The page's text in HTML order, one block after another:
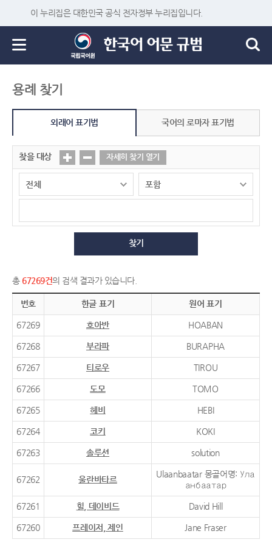
이 누리집은 대한민국 공식 전자정부 누리집입니다.
용례 찾기
외래어 표기법 국어의 로마자 표기법
찾을 대상 자세히 찾기 열기
찾기
총 67269건의 검색 결과가 있습니다.
번호 한글 표기 원어 표기
67269 호아반 HOABAN
67268 부라파 BURAPHA
67267 티로우 TIROU
67266 도모 TOMO
67265 헤비 HEBI
67264 코키 KOKI
67263 솔루션 solution
67262 울란바타르
Ulaanbaatar 몽골어명: Ула
анбаатар
67261 힐, 데이비드 David Hill
67260 프레이저, 제인 Jane Fraser